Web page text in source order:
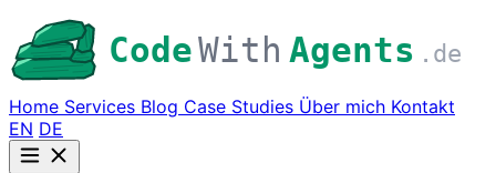
CodeWith Agents .de
Home Services Blog Case Studies Über mich Kontakt
EN DE